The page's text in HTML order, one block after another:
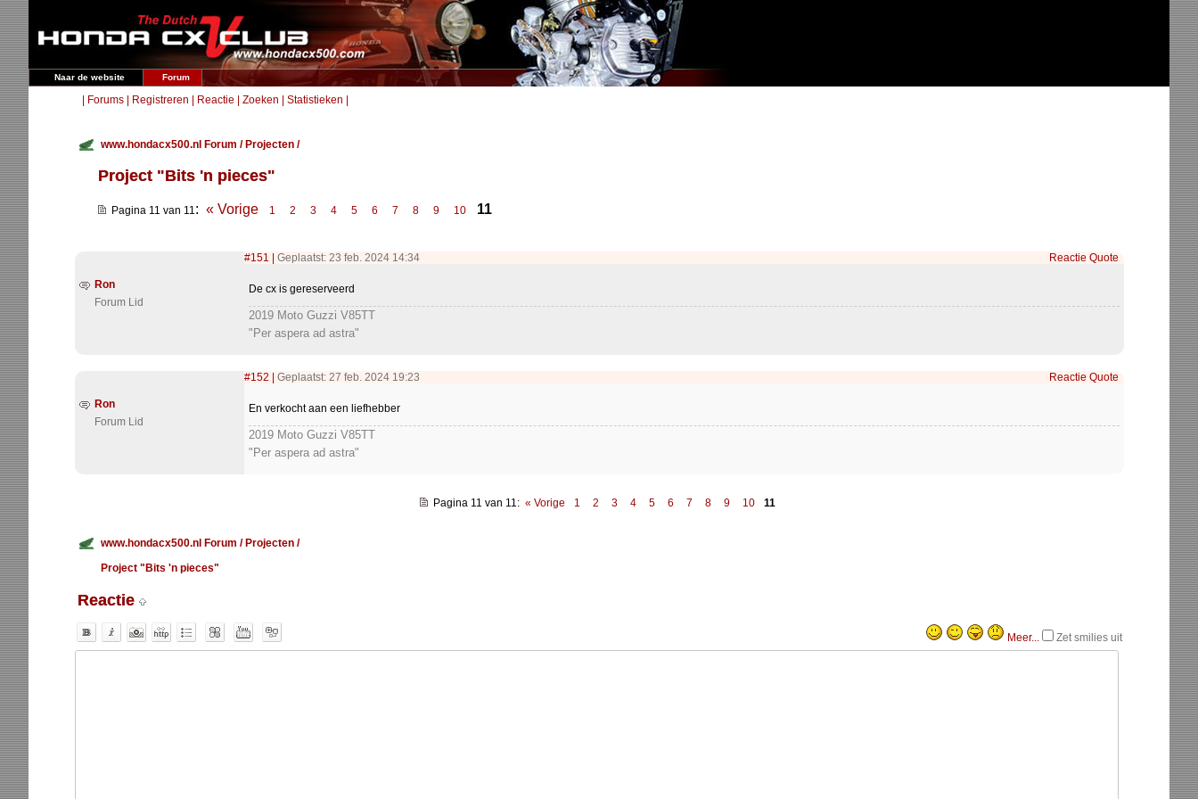
Naar de website Forum
Forums Registreren Reactie Zoeken Statistieken
www.hondacx500.nl Forum / Projecten/
Project "Bits 'n pieces"
Pagina 11 van 11: « Vorige 1 2 3 4 5 6 7 8 9 10 11
Ron
Forum Lid
#151 Geplaatst: 23 feb. 2024 14:34 Reactie Quote
De cx is gereserveerd
2019 Moto Guzzi V85TT
"Per aspera ad astra"
Ron
Forum Lid
#152 Geplaatst: 27 feb. 2024 19:23 Reactie Quote
En verkocht aan een liefhebber
2019 Moto Guzzi V85TT
"Per aspera ad astra"
Pagina 11 van 11: « Vorige 1 2 3 4 5 6 7 8 9 10 11
www.hondacx500.nl Forum / Projecten/
Project "Bits 'n pieces"
Reactie
Meer... Zet smilies uit